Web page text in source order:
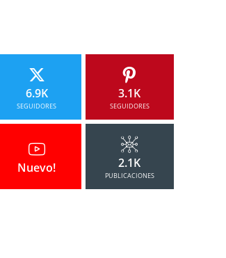
6.9K
SEGUIDORES
3.1K
SEGUIDORES
Nuevo! 2.1K
PUBLICACIONES